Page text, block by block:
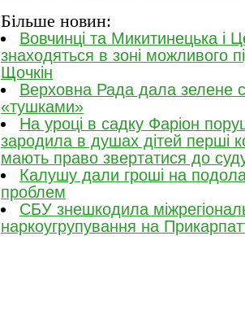
Більше новин:
Вовчинці та Микитинецька і
знаходяться в зоні можливого
Щочкін
Верховна Рада дала зелене
«тушками»
На уроці в садку Фаріон
зародила в душах дітей перші
мають право звертатися до
Калушу дали гроші на
проблем
СБУ знешкодила
наркоугрупування на